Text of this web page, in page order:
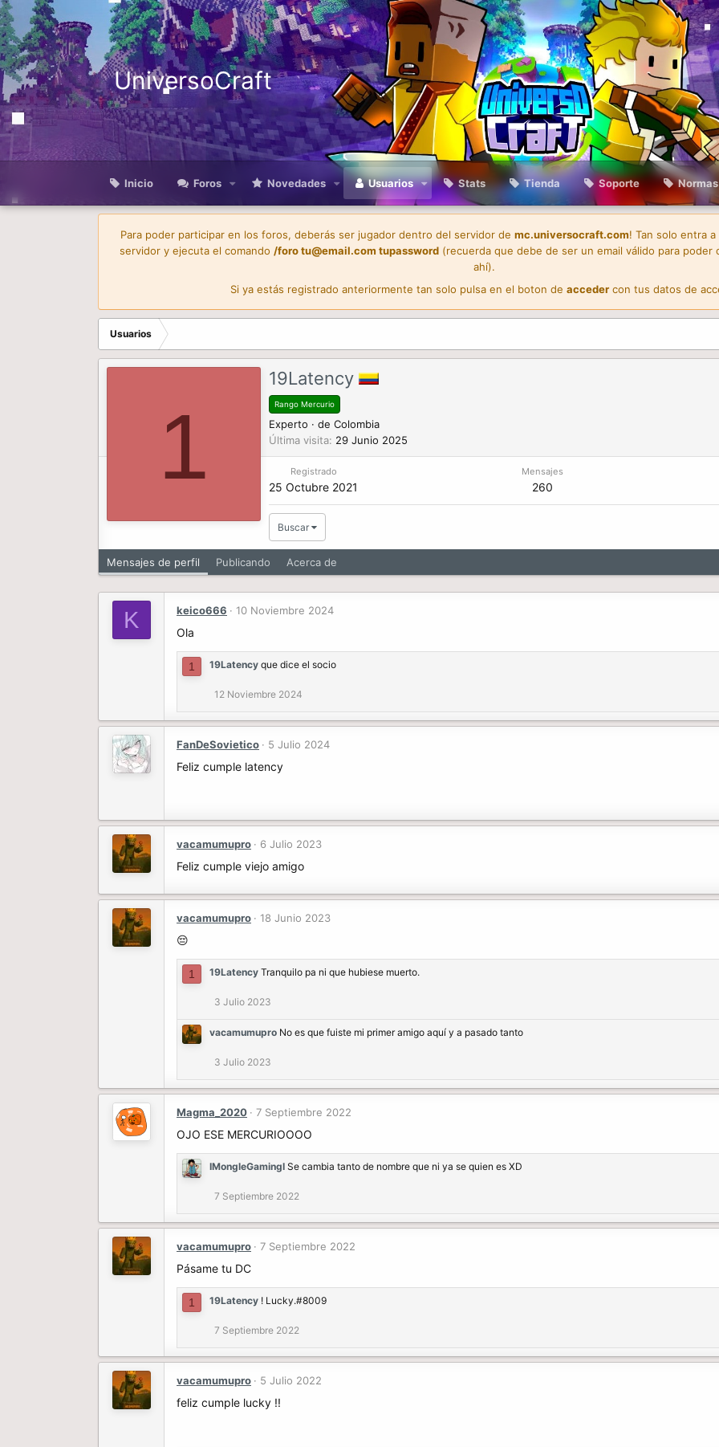
UniversoCraft
Inicio Foros Novedades Usuarios Stats Tienda Soporte Normas
Para poder participar en los foros, deberás ser jugador dentro del servidor de mc.universocraft.com! Tan solo entra
servidor y ejecuta el comando /forotu@email.com tupassword (recuerda que debe de ser un email válido para
ahí).
Si ya estás registrado anteriormente tan solo pulsa en el boton de accedercon tus datos de
Usuarios
1
19Latency
Rango Mercurio
Experto · de Colombia
Última visita 29 Junio 2025
Registrado
25 Octubre 2021
Mensajes
260
Buscar
Mensajes de perfil Publicando Acerca de
K keico666 10 Noviembre 2024
Ola
1 19Latency que dice el socio
12 Noviembre 2024
FanDeSovietico 5 Julio 2024
Feliz cumple latency
vacamumupro 6 Julio 2023
Feliz cumple viejo amigo
vacamumupro 18 Junio 2023
😔
1 19Latency Tranquilo pa ni que hubiese muerto.
3 Julio 2023
vacamumupro No es que fuiste mi primer amigo aquí y a pasado tanto
3 Julio 2023
Magma_2020 7 Septiembre 2022
OJO ESE MERCURIOOOO
IMongleGamingI Se cambia tanto de nombre que ni ya se quien es XD
7 Septiembre 2022
vacamumupro 7 Septiembre 2022
Pásame tu DC
1 19Latency ! Lucky.#8009
7 Septiembre 2022
vacamumupro 5 Julio 2022
feliz cumple lucky !!